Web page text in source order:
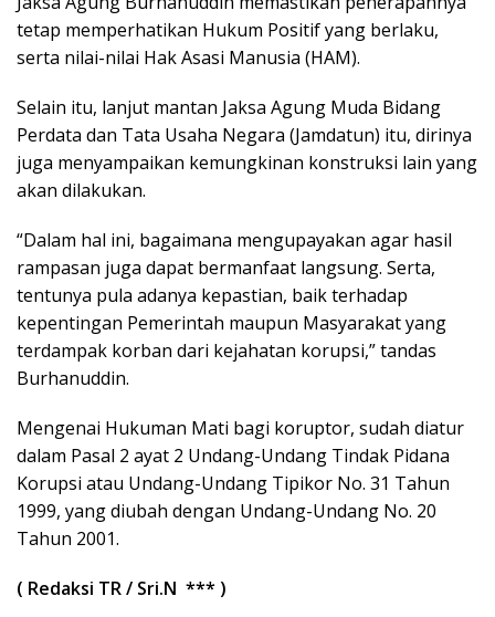
tetap memperhatikan Hukum Positif yang berlaku,
serta nilai-nilai Hak Asasi Manusia (HAM).
Selain itu, lanjut mantan Jaksa Agung Muda Bidang
Perdata dan Tata Usaha Negara (Jamdatun) itu, dirinya
juga menyampaikan kemungkinan konstruksi lain yang
akan dilakukan.
“Dalam hal ini, bagaimana mengupayakan agar hasil
rampasan juga dapat bermanfaat langsung. Serta,
tentunya pula adanya kepastian, baik terhadap
kepentingan Pemerintah maupun Masyarakat yang
terdampak korban dari kejahatan korupsi,” tandas
Burhanuddin.
Mengenai Hukuman Mati bagi koruptor, sudah diatur
dalam Pasal 2 ayat 2 Undang-Undang Tindak Pidana
Korupsi atau Undang-Undang Tipikor No. 31 Tahun
1999, yang diubah dengan Undang-Undang No. 20
Tahun 2001.
( Redaksi TR / Sri.N *** )